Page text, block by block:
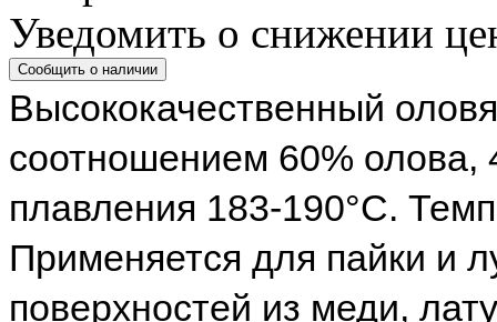
Уведомить о снижении
Высококачественный
соотношением 60% олова,
плавления 183-190°С.
Применяется для пайки и
поверхностей из меди,